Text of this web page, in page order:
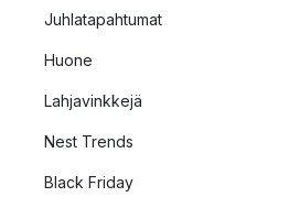
Juhlatapahtumat
Huone
Lahjavinkkejä
Nest Trends
Black Friday